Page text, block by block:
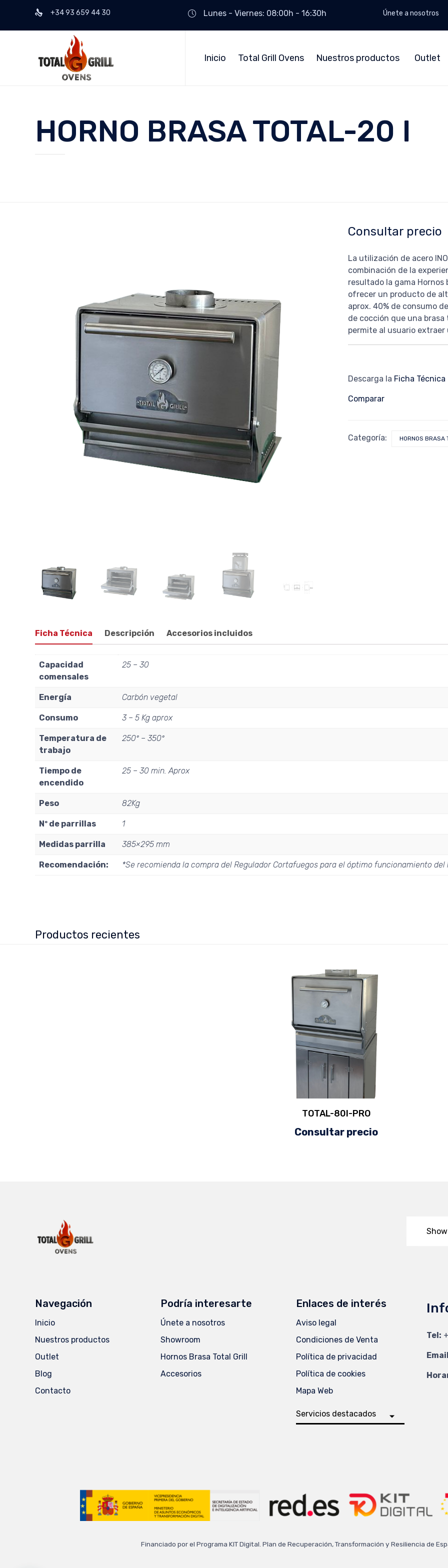
+34 93 659 44 30 Lunes - Viernes: 08:00h - 16:30h Únete a nosotros
Inicio Total Grill Ovens Nuestros productos Outlet
HORNO BRASA TOTAL-20 I
Consultar precio
La utilización de acero
combinación de la
resultado la gama Hornos
ofrecer un producto de
aprox. 40% de consumo
de cocción que una
permite al usuario
Descarga la Ficha Técnica
Comparar
Categoría: HORNOS BRASA
Ficha Técnica Descripción Accesorios incluidos
Capacidad
comensales
25 – 30
Energía Carbón vegetal
Consumo 3 – 5 Kg aprox
Temperatura de
trabajo
250º – 350º
Tiempo de
encendido
25 – 30 min. Aprox
Peso 82Kg
Nº de parrillas 1
Medidas parrilla 385×295 mm
Recomendación: *Se recomienda la compra del Regulador Cortafuegos para el óptimo funcionamiento del
Productos recientes
TOTAL-80I-PRO
Consultar precio
Navegación
Inicio
Nuestros productos
Outlet
Blog
Contacto
Podría interesarte
Únete a nosotros
Showroom
Hornos Brasa Total Grill
Accesorios
Enlaces de interés
Aviso legal
Condiciones de Venta
Política de privacidad
Política de cookies
Mapa Web
Tel:
Financiado por el Programa KIT Digital. Plan de Recuperación, Transformación y Resiliencia de